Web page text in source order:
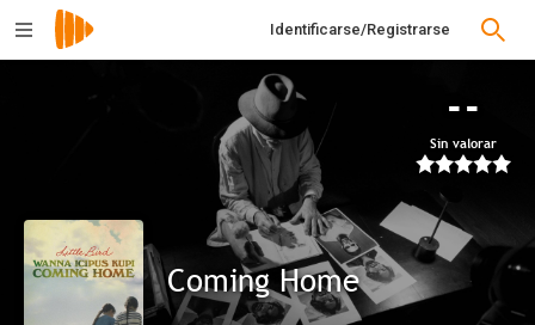
Identificarse/Registrarse
--
Sin valorar
Coming Home